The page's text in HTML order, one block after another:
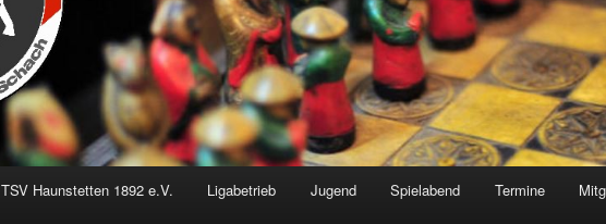
TSV Haunstetten 1892 e.V. Ligabetrieb Jugend Spielabend Termine